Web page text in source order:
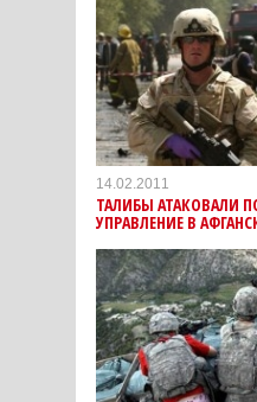
14.02.2011
ТАЛИБЫ АТАКОВАЛИ
УПРАВЛЕНИЕ В